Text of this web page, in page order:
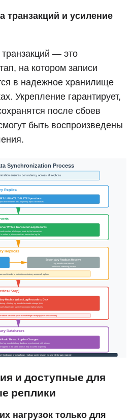
транзакций и усиление
— это
на котором записи
в надежное хранилище
Укрепление гарантирует,
после сбоев
быть воспроизведены
и доступные для
реплики
нагрузок только для